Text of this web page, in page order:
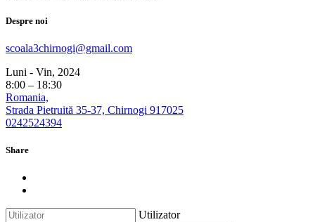
Despre noi
scoala3chirnogi@gmail.com
Luni - Vin, 2024
8:00 – 18:30
Romania,
Strada Pietruită 35-37, Chirnogi 917025
0242524394
Share
Utilizator